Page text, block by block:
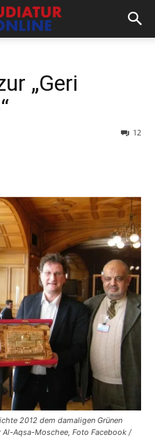
„Geri
12
2012 dem damaligen Grünen
Aqsa-Moschee, Foto Facebook /